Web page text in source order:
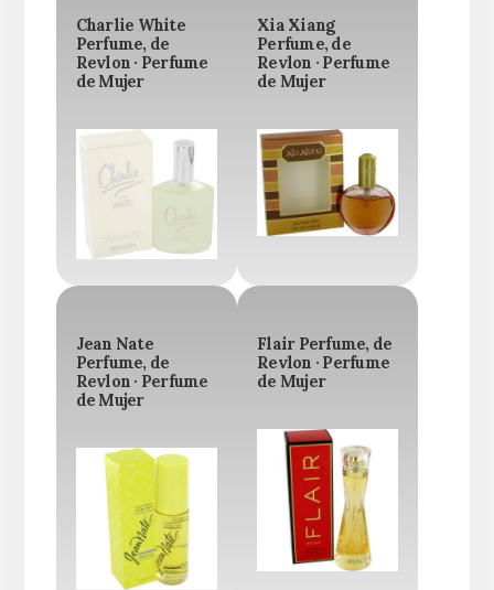
Charlie White
Perfume, de
Revlon · Perfume
de Mujer
Xia Xiang
Perfume, de
Revlon · Perfume
de Mujer
Jean Nate
Perfume, de
Revlon · Perfume
de Mujer
Flair Perfume, de
Revlon · Perfume
de Mujer